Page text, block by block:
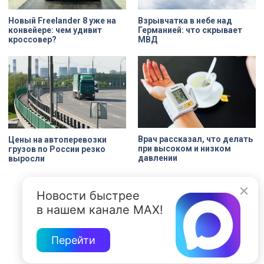
Новый Freelander 8 уже на
конвейере: чем удивит
кроссовер?
Взрывчатка в небе над
Германией: что скрывает
МВД
Цены на автоперевозки
грузов по России резко
выросли
Врач рассказал, что делать
при высоком и низком
давлении
Новости быстрее
в нашем канале MAX!
Перейти